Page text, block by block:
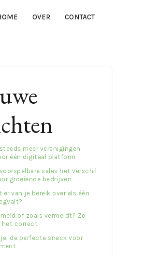
OVER CONTACT
meer verenigingen
één digitaal platform
sales het verschil
groeiende bedrijven
van je bereik over als één
of zoals vermeldt? Zo
het correct
de perfecte snack voor